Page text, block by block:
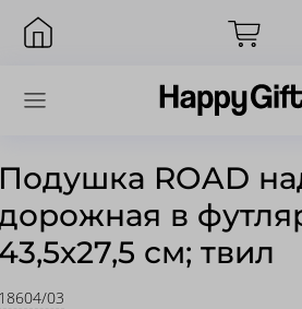
ROAD
в
см; твил
03
Вход